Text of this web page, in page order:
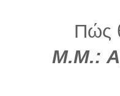
Πώς
Μ.Μ.: